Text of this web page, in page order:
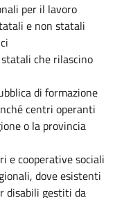
per il lavoro
e non statali
che rilascino
di formazione
centri operanti
o la provincia
e cooperative sociali
dove esistenti
disabili gestiti da